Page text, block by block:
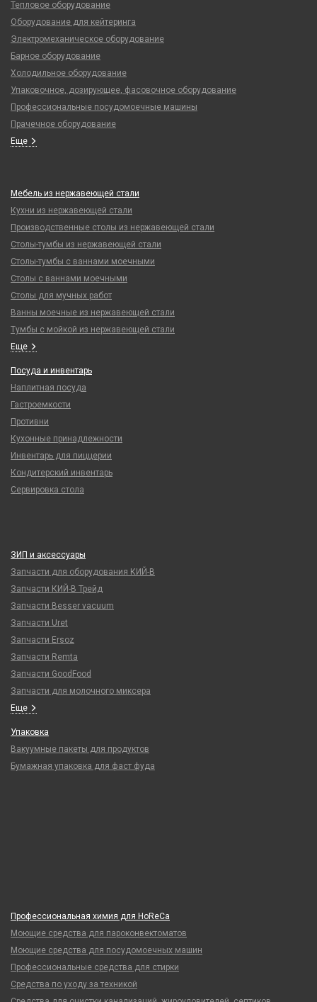
Тепловое оборудование
Оборудование для кейтеринга
Электромеханическое оборудование
Барное оборудование
Холодильное оборудование
Упаковочное, дозирующее, фасовочное оборудование
Профессиональные посудомоечные машины
Прачечное оборудование
Еще
Мебель из нержавеющей стали
Кухни из нержавеющей стали
Производственные столы из нержавеющей стали
Столы-тумбы из нержавеющей стали
Столы-тумбы с ваннами моечными
Столы с ваннами моечными
Столы для мучных работ
Ванны моечные из нержавеющей стали
Тумбы с мойкой из нержавеющей стали
Еще
Посуда и инвентарь
Наплитная посуда
Гастроемкости
Противни
Кухонные принадлежности
Инвентарь для пиццерии
Кондитерский инвентарь
Сервировка стола
ЗИП и аксессуары
Запчасти для оборудования КИЙ-В
Запчасти КИЙ-В Трейд
Запчасти Besser vacuum
Запчасти Uret
Запчасти Ersoz
Запчасти Remta
Запчасти GoodFood
Запчасти для молочного миксера
Еще
Упаковка
Вакуумные пакеты для продуктов
Бумажная упаковка для фаст фуда
Профессиональная химия для HoReCa
Моющие средства для пароконвектоматов
Моющие средства для посудомоечных машин
Профессиональные средства для стирки
Средства по уходу за техникой